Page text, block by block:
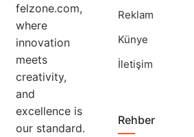
felzone.com,
where
innovation
meets
creativity,
and
excellence is
our standard.
Reklam
Künye
İletişim
Rehber